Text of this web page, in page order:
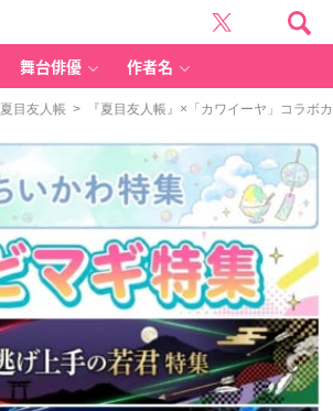
舞台俳優 作者名
夏目友人帳 > 『夏目友人帳』×「カワイーヤ」コラボ